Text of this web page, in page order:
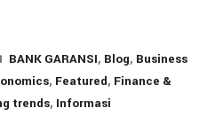
BANK GARANSI, Blog, Business
, Featured, Finance &
trends, Informasi